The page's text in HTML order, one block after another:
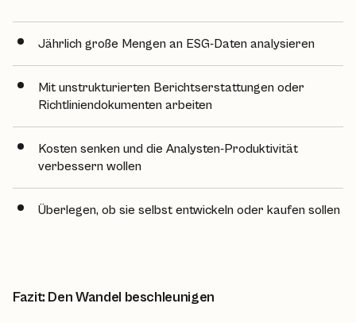
Jährlich große Mengen an ESG-Daten analysieren
Mit unstrukturierten Berichtserstattungen oder
Richtliniendokumenten arbeiten
Kosten senken und die Analysten-Produktivität
verbessern wollen
Überlegen, ob sie selbst entwickeln oder kaufen sollen
Fazit: Den Wandel beschleunigen